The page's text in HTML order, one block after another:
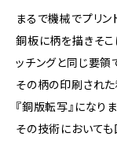
まるで機械でプリ
銅板に柄を描きそこ
ッチングと同じ要領
その柄の印刷され
『銅版転写』になり
その技術においても